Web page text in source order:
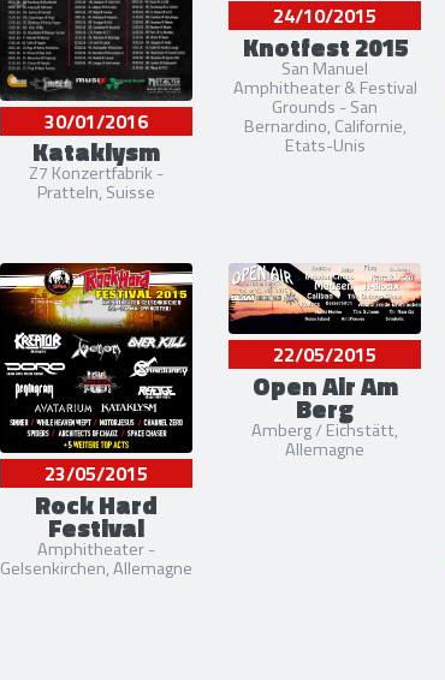
30/01/2016
Kataklysm
Z7 Konzertfabrik -
Pratteln, Suisse
24/10/2015
Knotfest 2015
San Manuel
Amphitheater & Festival
Grounds - San
Bernardino, Californie,
Etats-Unis
23/05/2015
Rock Hard
Festival
Amphitheater -
Gelsenkirchen, Allemagne
22/05/2015
Open Air Am
Berg
Amberg / Eichstätt,
Allemagne